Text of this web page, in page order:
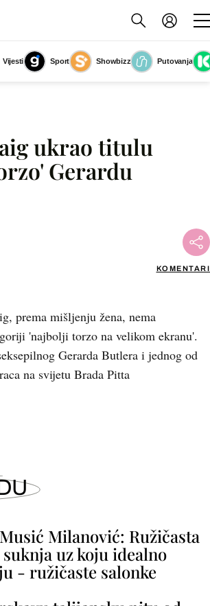
Vijesti Sport Showbizz
Putovanja
Slika nije dostupna
ukrao titulu
Gerardu
KOMENTARI
prema mišljenju žena, nema
'najbolji torzo na velikom ekranu'.
Gerarda Butlera i jednog od
na svijetu Brada Pitta
Milanović: Ružičasta
uz koju idealno
- ružičaste salonke